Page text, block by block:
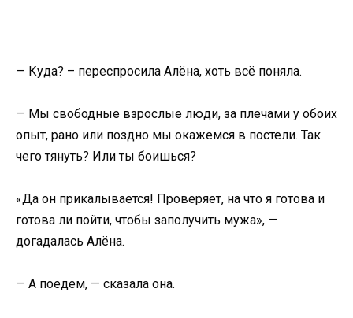
— Куда? – переспросила Алёна, хоть всё поняла.
— Мы свободные взрослые люди, за плечами у обоих
опыт, рано или поздно мы окажемся в постели. Так
чего тянуть? Или ты боишься?
«Да он прикалывается! Проверяет, на что я готова и
готова ли пойти, чтобы заполучить мужа», —
догадалась Алёна.
— А поедем, — сказала она.